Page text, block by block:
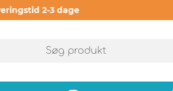
2-3 dage